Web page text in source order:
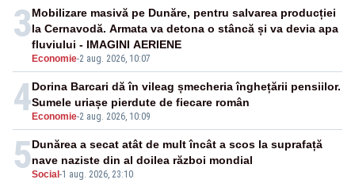
3
Economie-2 aug. 2026, 10:07
Mobilizare masivă pe Dunăre, pentru salvarea producției
la Cernavodă. Armata va detona o stâncă și va devia apa
fluviului - IMAGINI AERIENE
4 Economie-2 aug. 2026, 10:09
Dorina Barcari dă în vileag șmecheria înghețării pensiilor.
Sumele uriașe pierdute de fiecare român
5Social -1 aug. 2026, 23:10
Dunărea a secat atât de mult încât a scos la suprafață
nave naziste din al doilea război mondial